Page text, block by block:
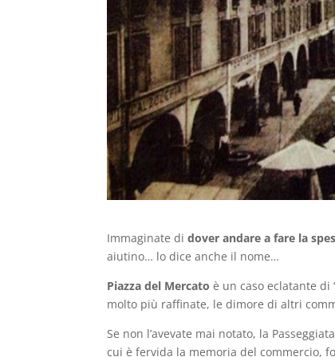
Immaginate didover andare a fare la
aiutino… lo dice anche il nome…
Piazza del Mercato è un caso eclatante
molto più raffinate, le dimore di altri
Se non l’avevate mai notato, la
cui è fervida la memoria del commercio,